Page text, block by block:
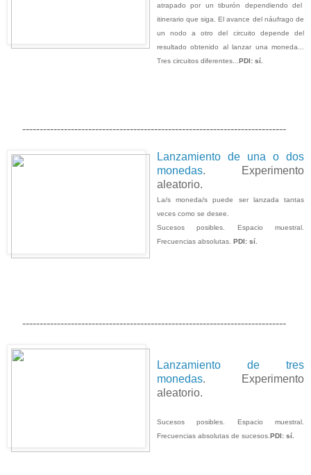
atrapado por un tiburón dependiendo del
itinerario que siga. El avance del náufrago de
un nodo a otro del circuito depende del
resultado obtenido al lanzar una moneda...
Tres circuitos diferentes... PDI: sí.
----------------------------------------------------------------------------
Lanzamiento de una o dos
monedas. Experimento
aleatorio.
La/s moneda/s puede ser lanzada tantas
veces como se desee.
Sucesos posibles. Espacio muestral.
Frecuencias absolutas. PDI: sí.
----------------------------------------------------------------------------
Lanzamiento de tres
monedas. Experimento
aleatorio.
Sucesos posibles. Espacio muestral.
Frecuencias absolutas de sucesos. PDI: sí.